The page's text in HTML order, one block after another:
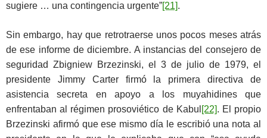
sugiere … una contingencia urgente”[21].
Sin embargo, hay que retrotraerse unos pocos meses atrás
de ese informe de diciembre. A instancias del consejero de
seguridad Zbigniew Brzezinski, el 3 de julio de 1979, el
presidente Jimmy Carter firmó la primera directiva de
asistencia secreta en apoyo a los muyahidines que
enfrentaban al régimen prosoviético de Kabul [22]. El propio
Brzezinski afirmó que ese mismo día le escribió una nota al